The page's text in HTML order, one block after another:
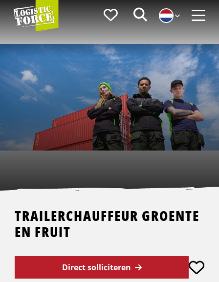
Logistic
Force
FavorietenZoeken
TRAILERCHAUFFEUR GROENTE
EN FRUIT
Direct solliciteren